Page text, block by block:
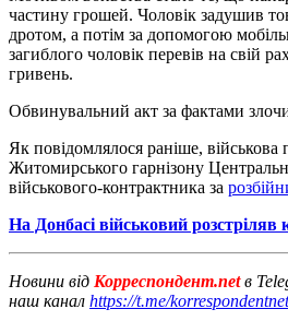
частину грошей. Чоловік задушив
дротом, а потім за допомогою
загиблого чоловік перевів на свій
гривень.
Обвинувальний акт за фактами
Як повідомлялося раніше, військова
Житомирського гарнізону
військового-контрактника за
На Донбасі військовий розстріляв
Новини від Корреспондент.netв
наш канал https://t.me/korrespondentnet